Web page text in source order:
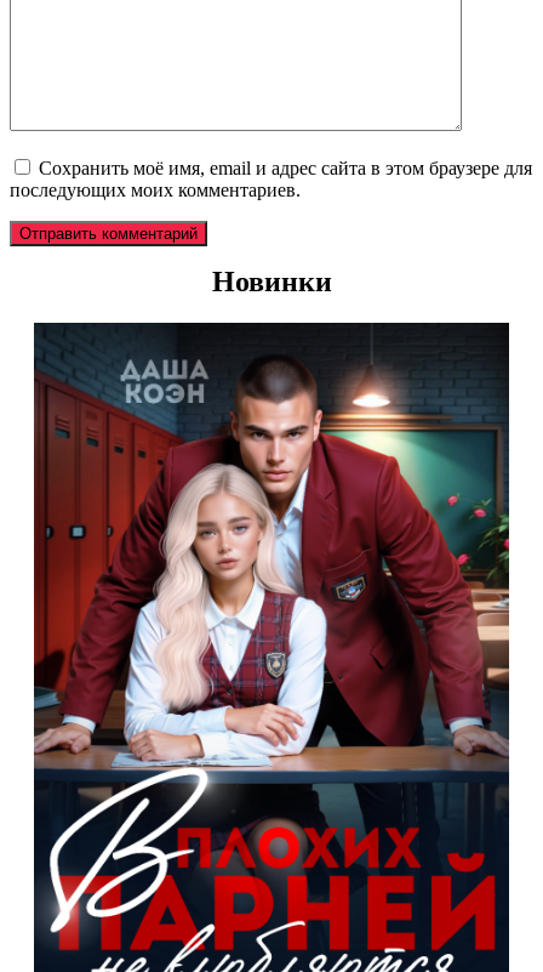
Сохранить моё имя, email и адрес сайта в этом браузере для
последующих моих комментариев.
Новинки